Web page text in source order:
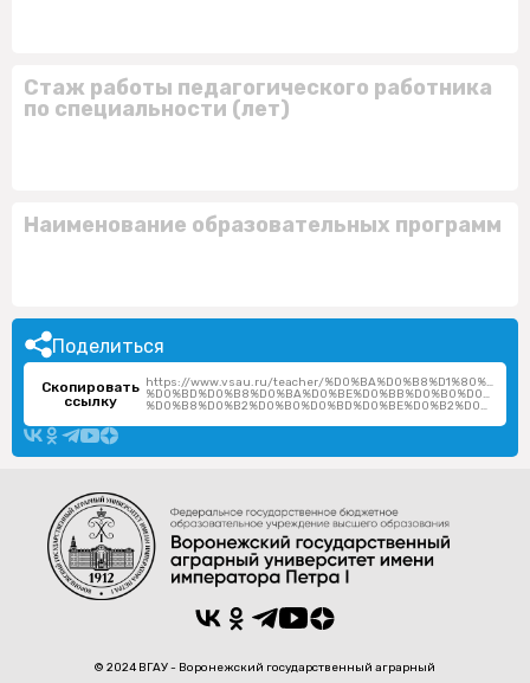
Стаж работы педагогического работника
по специальности (лет)
Наименование образовательных программ
Поделиться
Скопировать
ссылку
https://www.vsau.ru/teacher/
%D0%BD%D0%B8%D0%BA%D0%BE%D0%BB%D0%B0%D0%B9-
%D0%B8%D0%B2%D0%B0%D0%BD%D0%BE%D0%B2%D0%B8%D1%87/
© 2024 ВГАУ - Воронежский государственный аграрный